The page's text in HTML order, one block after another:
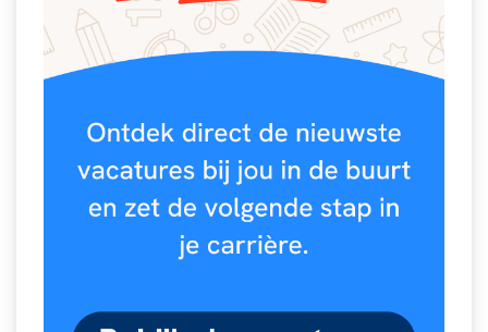
Nieuwsbrief archief
Onderwijs CV
Huiswerkbegeleiding
Huiswerkbegeleider zoeken
Huiswerkbegeleider worden